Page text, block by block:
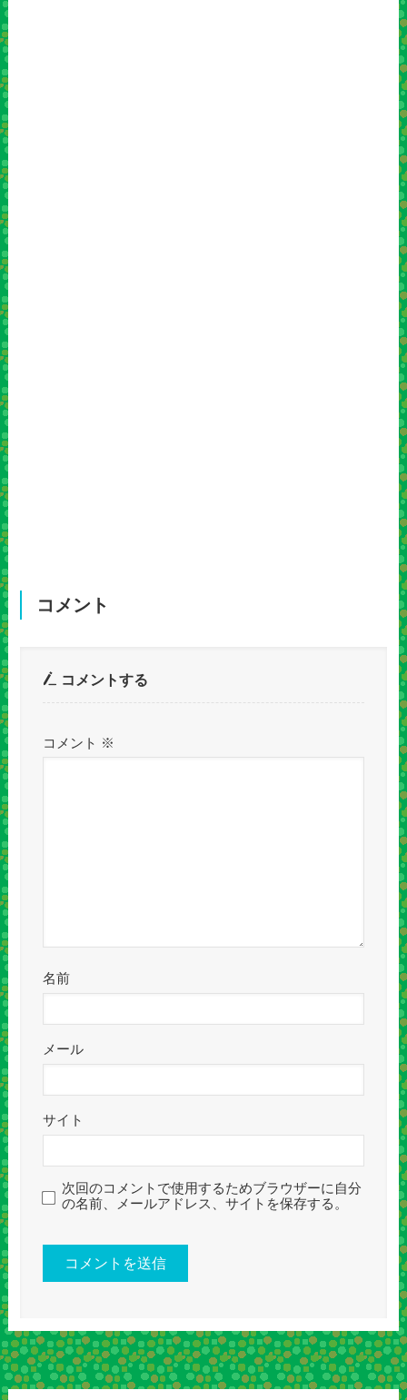
コメント
コメントする
コメント ※
名前
メール
サイト
次回のコメントで使用するためブラウザーに自分
の名前、メールアドレス、サイトを保存する。